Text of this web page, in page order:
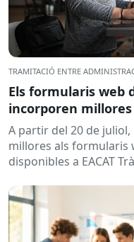
TRAMITACIÓ ENTRE
Els formularis web
incorporen
A partir del 20 de
millores als formularis
disponibles a EACAT